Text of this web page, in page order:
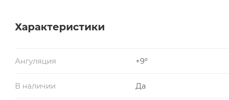
Характеристики
Ангуляция +9°
В наличии Да